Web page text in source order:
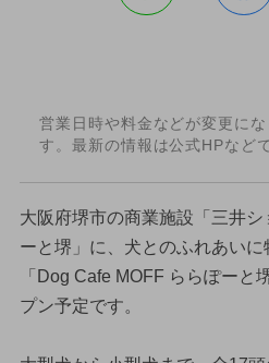
営業日時や料金などが変更に
す。最新の情報は公式HPなど
大阪府堺市の商業施設「三井
ーと堺」に、犬とのふれあい
「Dog Cafe MOFF ららぽーと
プン予定です。